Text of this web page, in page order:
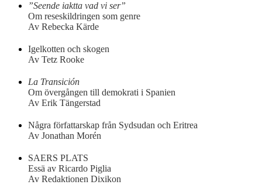
”Seende iaktta vad vi ser”
Om reseskildringen som genre
Av Rebecka Kärde
Igelkotten och skogen
Av Tetz Rooke
La Transición
Om övergången till demokrati i Spanien
Av Erik Tängerstad
Några författarskap från Sydsudan och Eritrea
Av Jonathan Morén
SAERS PLATS
Essä av Ricardo Piglia
Av Redaktionen Dixikon